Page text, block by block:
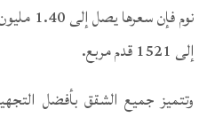
إلى 1521 قدم مربع.
وتتميز جميع الشقق بأفضل